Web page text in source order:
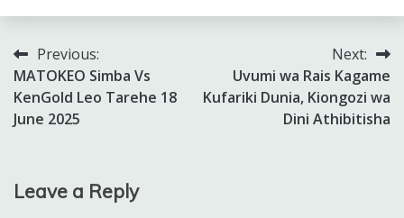
Post
navigation
Previous:
MATOKEO Simba Vs
KenGold Leo Tarehe 18
June 2025
Next:
Uvumi wa Rais Kagame
Kufariki Dunia, Kiongozi wa
Dini Athibitisha
Leave a Reply